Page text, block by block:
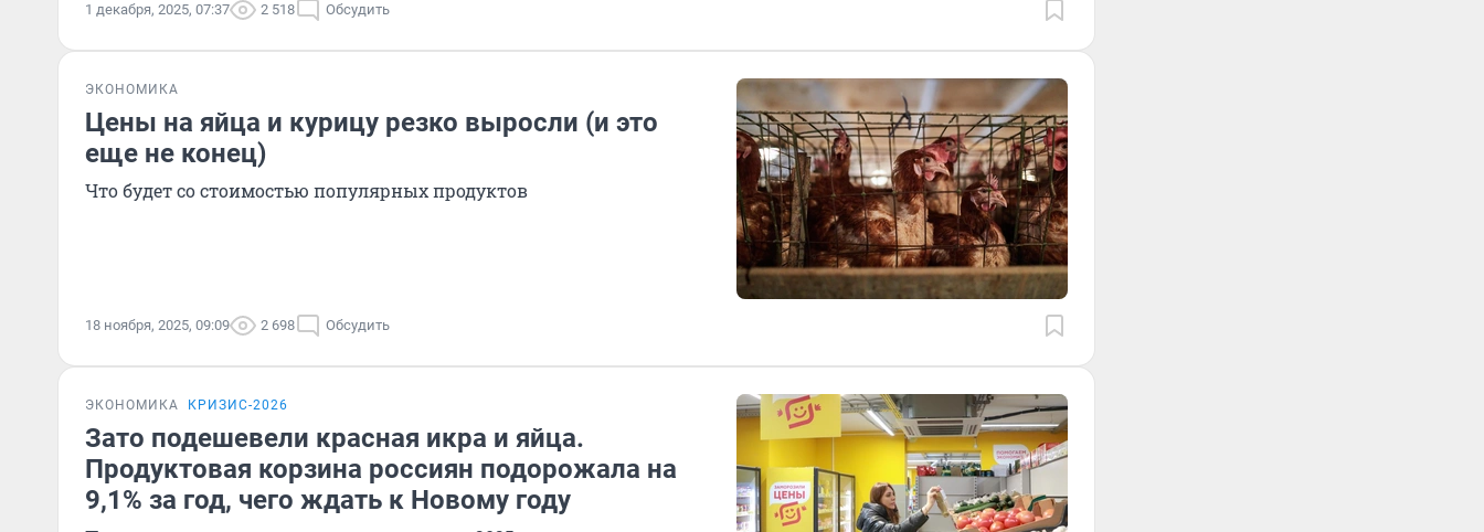
1 декабря, 2025, 07:37 2 518 Обсудить
ЭКОНОМИКА
Цены на яйца и курицу резко выросли (и это
еще не конец)
Что будет со стоимостью популярных продуктов
18 ноября, 2025, 09:09 2 698 Обсудить
ЭКОНОМИКА КРИЗИС-2026
Зато подешевели красная икра и яйца.
Продуктовая корзина россиян подорожала на
9,1% за год, чего ждать к Новому году